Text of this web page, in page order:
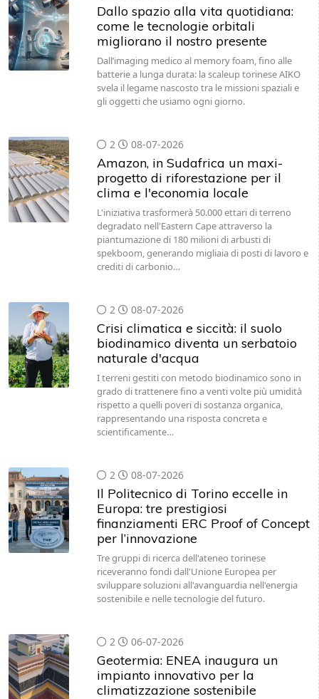
Dallo spazio alla vita quotidiana:
come le tecnologie orbitali
migliorano il nostro presente
Dall’imaging medico al memory foam, fino alle
batterie a lunga durata: la scaleup torinese AIKO
svela il legame nascosto tra le missioni spaziali e
gli oggetti che usiamo ogni giorno.
2 08-07-2026
Amazon, in Sudafrica un maxi-
progetto di riforestazione per il
clima e l'economia locale
L'iniziativa trasformerà 50.000 ettari di terreno
degradato nell'Eastern Cape attraverso la
piantumazione di 180 milioni di arbusti di
spekboom, generando migliaia di posti di lavoro e
crediti di carbonio…
2 08-07-2026
Crisi climatica e siccità: il suolo
biodinamico diventa un serbatoio
naturale d'acqua
I terreni gestiti con metodo biodinamico sono in
grado di trattenere fino a venti volte più umidità
rispetto a quelli poveri di sostanza organica,
rappresentando una risposta concreta e
scientificamente…
2 08-07-2026
Il Politecnico di Torino eccelle in
Europa: tre prestigiosi
finanziamenti ERC Proof of Concept
per l’innovazione
Tre gruppi di ricerca dell'ateneo torinese
riceveranno fondi dall'Unione Europea per
sviluppare soluzioni all'avanguardia nell'energia
sostenibile e nelle tecnologie del futuro.
2 06-07-2026
Geotermia: ENEA inaugura un
impianto innovativo per la
climatizzazione sostenibile